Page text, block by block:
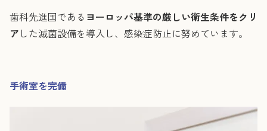
歯科先進国である ヨーロッパ基準の厳しい衛生条件をクリ
ア した滅菌設備を導入し、感染症防止に努めています。
手術室を完備